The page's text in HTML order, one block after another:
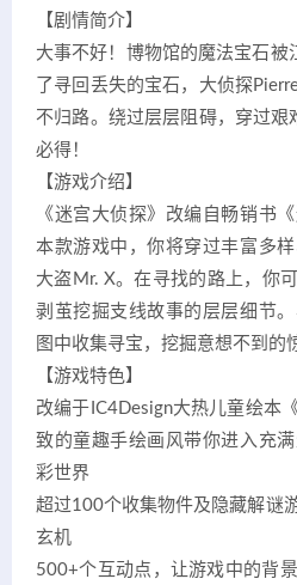
【剧情简介】
大事不好！博物馆的魔法宝石被
了寻回丢失的宝石，大侦探
不归路。绕过层层阻碍，穿过艰
必得！
【游戏介绍】
《迷宫大侦探》改编自畅销书
本款游戏中，你将穿过丰富多
大盗Mr. X。在寻找的路上，你
剥茧挖掘支线故事的层层细节
图中收集寻宝，挖掘意想不到的
【游戏特色】
改编于IC4Design大热儿童绘本
致的童趣手绘画风带你进入充
彩世界
超过100个收集物件及隐藏解谜
玄机
500+个互动点，让游戏中的背